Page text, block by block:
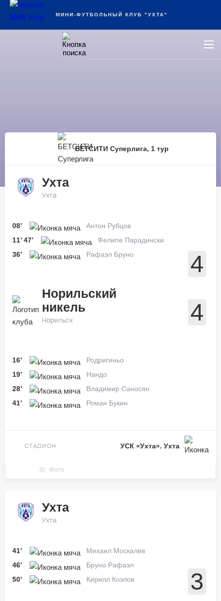
Ухта МИНИ-ФУТБОЛЬНЫЙ КЛУБ "УХТА"
БЕТСИТИ Суперлига, 1 тур
Ухта
Ухта
08’
Антон Рубцов
11’ 47’
Фелипе Парадински
36’
Рафаэл Бруно
4
4
Норильский
никель
Норильск
Родригиньо
16’
Нандо
19’
Владимир Саносян
28’
Роман Букин
41’
СТАДИОН УСК «Ухта». Ухта
Фото
Ухта
Ухта
41’
Михаил Москалев
46’
Бруно Рафаэл
50’
Кирилл Козлов
3